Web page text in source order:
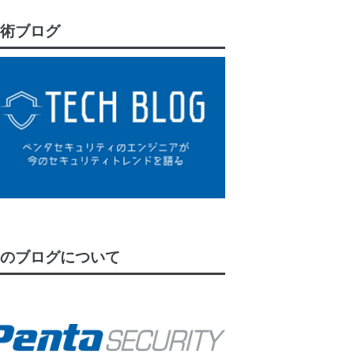
ブログ
ブログについて